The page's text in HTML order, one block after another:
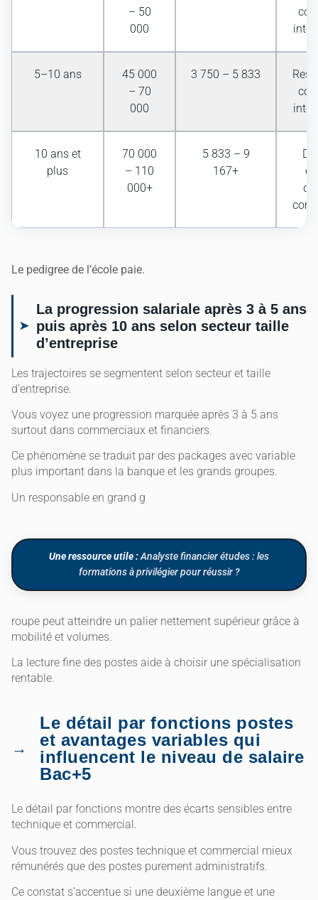
– 50
000
5–10 ans
45 000
– 70
000
3 750 – 5 833
10 ans et
plus
70 000
– 110
000+
5 833 – 9
167+
Le pedigree de l’école paie.
La progression salariale après 3 à 5 ans
puis après 10 ans selon secteur taille
d’entreprise
Les trajectoires se segmentent selon secteur et taille
d’entreprise.
Vous voyez une progression marquée après 3 à 5 ans
surtout dans commerciaux et financiers.
Ce phénomène se traduit par des packages avec variable
plus important dans la banque et les grands groupes.
Un responsable en grand g
Une ressource utile :Analyste financier études : les
formations à privilégier pour réussir ?
roupe peut atteindre un palier nettement supérieur grâce à
mobilité et volumes.
La lecture fine des postes aide à choisir une spécialisation
rentable.
Le détail par fonctions postes
et avantages variables qui
influencent le niveau de salaire
Bac+5
Le détail par fonctions montre des écarts sensibles entre
technique et commercial.
Vous trouvez des postes technique et commercial mieux
rémunérés que des postes purement administratifs.
Ce constat s’accentue si une deuxième langue et une